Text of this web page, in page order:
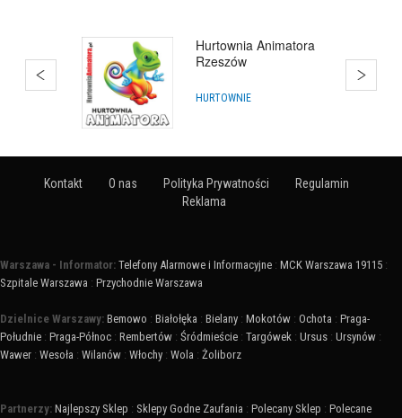
Hurtownia Animatora
Rzeszów
HURTOWNIE
Kontakt O nas Polityka Prywatności
Regulamin
Reklama
Warszawa - Informator: Telefony Alarmowe i Informacyjne : MCK Warszawa 19115 :
Szpitale Warszawa : Przychodnie Warszawa
Dzielnice Warszawy: Bemowo : Białołęka : Bielany : Mokotów : Ochota : Praga-
Południe : Praga-Północ : Rembertów : Śródmieście : Targówek : Ursus : Ursynów :
Wawer : Wesoła : Wilanów : Włochy : Wola : Żoliborz
Partnerzy: Najlepszy Sklep : Sklepy Godne Zaufania : Polecany Sklep : Polecane